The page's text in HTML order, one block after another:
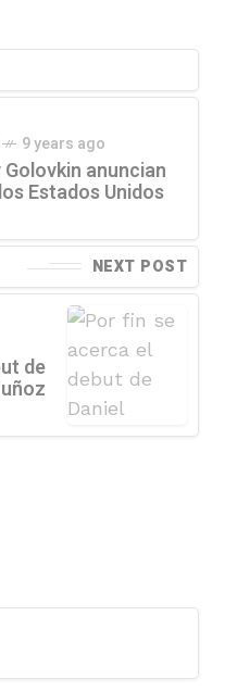
9 years ago
Golovkin anuncian
Estados Unidos
NEXT POST
de